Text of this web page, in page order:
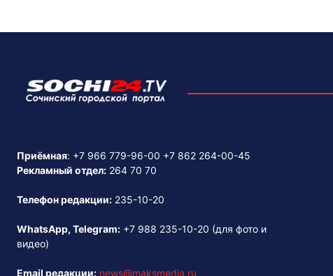
Приёмная: +7 966 779-96-00 +7 862 264-00-45
Рекламный отдел: 264 70 70
Телефон редакции: 235-10-20
WhatsApp, Telegram: +7 988 235-10-20 (для фото и
видео)
Email редакции: news@maksmedia.ru